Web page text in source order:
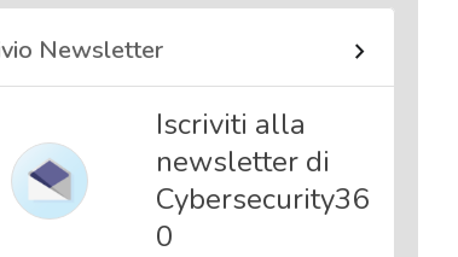
News,
attualità
Cyber
sicurezza
e privacy
Corsi
Newsletter
Iscriviti alla
newsletter di
Cybersecurity36
0